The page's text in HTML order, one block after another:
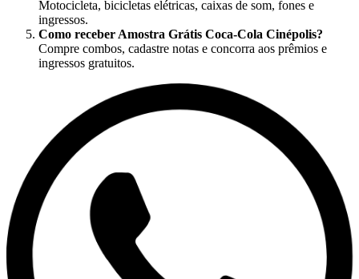
Motocicleta, bicicletas elétricas, caixas de som, fones e
ingressos.
Como receber Amostra Grátis Coca-Cola Cinépolis?
Compre combos, cadastre notas e concorra aos prêmios e
ingressos gratuitos.